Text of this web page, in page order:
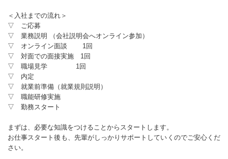
＜入社までの流れ＞
▽ ご応募
▽ 業務説明 （会社説明会へオンライン参加）
▽ オンライン面談 1回
▽ 対面での面接実施 1回
▽ 職場見学 1回
▽ 内定
▽ 就業前準備（就業規則説明）
▽ 職能研修実施
▽ 勤務スタート
まずは、必要な知識をつけることからスタートします。
お仕事スタート後も、先輩がしっかりサポートしていくのでご安心くだ
さい。